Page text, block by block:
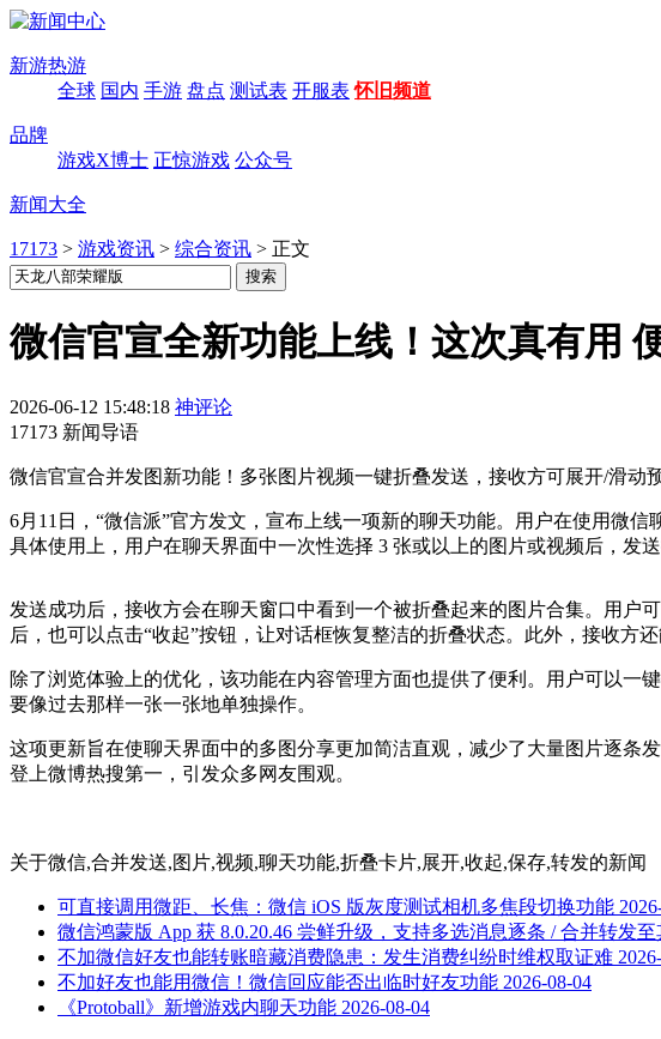
新游热游
全球 国内 手游 盘点 测试表 开服表 怀旧频道
品牌
游戏X博士 正惊游戏 公众号
新闻大全
17173 > 游戏资讯 > 综合资讯 > 正文
微信官宣全新功能上线！这次真有用
2026-06-12 15:48:18 神评论
17173 新闻导语
微信官宣合并发图新功能！多张图片视频一键折叠发送，接收方可展开/滑动
6月11日，“微信派”官方发文，宣布上线一项新的聊天功能。用户在使用微
具体使用上，用户在聊天界面中一次性选择 3 张或以上的图片或视频后，发
发送成功后，接收方会在聊天窗口中看到一个被折叠起来的图片合集。用户
后，也可以点击“收起”按钮，让对话框恢复整洁的折叠状态。此外，接收方
除了浏览体验上的优化，该功能在内容管理方面也提供了便利。用户可以一
要像过去那样一张一张地单独操作。
这项更新旨在使聊天界面中的多图分享更加简洁直观，减少了大量图片逐条
登上微博热搜第一，引发众多网友围观。
关于微信,合并发送,图片,视频,聊天功能,折叠卡片,展开,收起,保存,转发的新闻
可直接调用微距、长焦：微信 iOS 版灰度测试相机多焦段切换功能
微信鸿蒙版 App 获 8.0.20.46 尝鲜升级，支持多选消息逐条 / 合并转发至
不加微信好友也能转账暗藏消费隐患：发生消费纠纷时维权取证难
不加好友也能用微信！微信回应能否出临时好友功能 2026-08-04
《Protoball》新增游戏内聊天功能 2026-08-04